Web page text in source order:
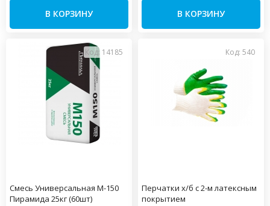
В КОРЗИНУ В КОРЗИНУ
Код: 14185
Смесь Универсальная М-150
Пирамида 25кг (60шт)
Код: 540
Перчатки х/б с 2-м латексным
покрытием